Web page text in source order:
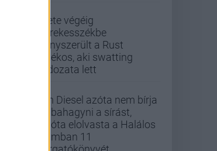
Élete végéig
kerekesszékbe
kényszerült a Rust
játékos, aki swatting
áldozata lett
Vin Diesel azóta nem bírja
abbahagyni a sírást,
mióta elolvasta a Halálos
iramban 11